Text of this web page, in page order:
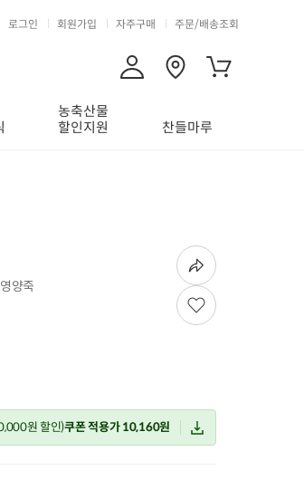
로그인 회원가입 자주구매 주문/배송조회
농축산물
할인지원
찬들마루
양죽
원 할인)쿠폰 적용가 10,160원